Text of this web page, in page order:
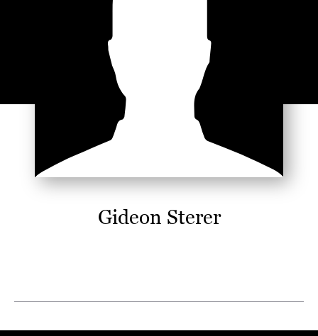
Gideon Sterer